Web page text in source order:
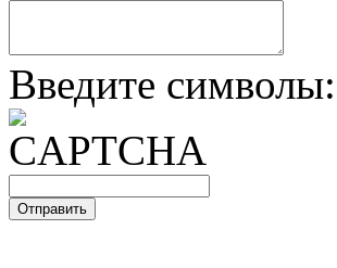
Введите символы: